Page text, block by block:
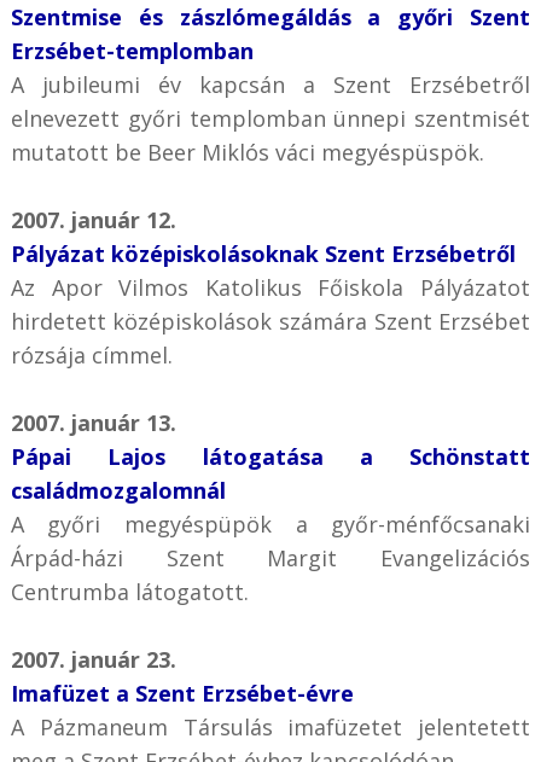
Szentmise és zászlómegáldás a győri Szent
Erzsébet-templomban
A jubileumi év kapcsán a Szent Erzsébetről
elnevezett győri templomban ünnepi szentmisét
mutatott be Beer Miklós váci megyéspüspök.
2007. január 12.
Pályázat középiskolásoknak Szent Erzsébetről
Az Apor Vilmos Katolikus Főiskola Pályázatot
hirdetett középiskolások számára Szent Erzsébet
rózsája címmel.
2007. január 13.
Pápai Lajos látogatása a Schönstatt
családmozgalomnál
A győri megyéspüpök a győr-ménfőcsanaki
Árpád-házi Szent Margit Evangelizációs
Centrumba látogatott.
2007. január 23.
Imafüzet a Szent Erzsébet-évre
A Pázmaneum Társulás imafüzetet jelentetett